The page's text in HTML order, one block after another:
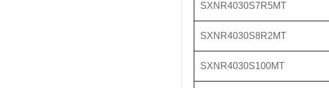
SXNR4030S7R5MT
SXNR4030S8R2MT
SXNR4030S100MT